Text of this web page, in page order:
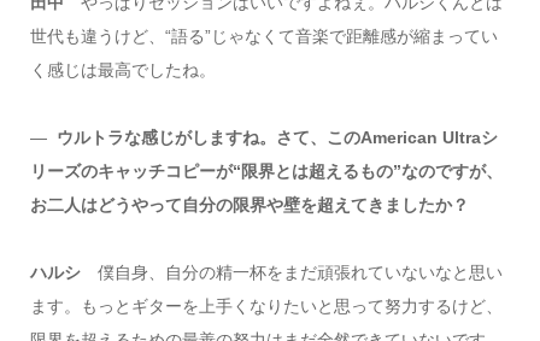
世代も違うけど、“語る”じゃなくて音楽で距離感が縮まってい
く感じは最高でしたね。
― ウルトラな感じがしますね。さて、このAmerican Ultraシ
リーズのキャッチコピーが“限界とは超えるもの”なのですが、
お二人はどうやって自分の限界や壁を超えてきましたか？
ハルシ 僕自身、自分の精一杯をまだ頑張れていないなと思い
ます。もっとギターを上手くなりたいと思って努力するけど、